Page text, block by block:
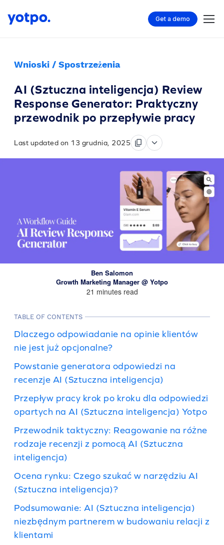
Get a demo
Wnioski / Spostrzeżenia
AI (Sztuczna inteligencja) Review
Response Generator: Praktyczny
przewodnik po przepływie pracy
Last updated on 13 grudnia, 2025
Ben Salomon
Growth Marketing Manager @ Yotpo
21 minutes read
TABLE OF CONTENTS
Dlaczego odpowiadanie na opinie klientów
nie jest już opcjonalne?
Powstanie generatora odpowiedzi na
recenzje AI (Sztuczna inteligencja)
Przepływ pracy krok po kroku dla odpowiedzi
opartych na AI (Sztuczna inteligencja) Yotpo
Przewodnik taktyczny: Reagowanie na różne
rodzaje recenzji z pomocą AI (Sztuczna
inteligencja)
Ocena rynku: Czego szukać w narzędziu AI
(Sztuczna inteligencja)?
Podsumowanie: AI (Sztuczna inteligencja)
niezbędnym partnerem w budowaniu relacji z
klientami